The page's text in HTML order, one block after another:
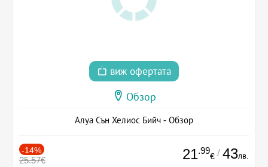
виж офертата
Обзор
Алуа Сън Хелиос Бийч - Обзор
-14%
25.57€ 21.99
€ / 43лв.